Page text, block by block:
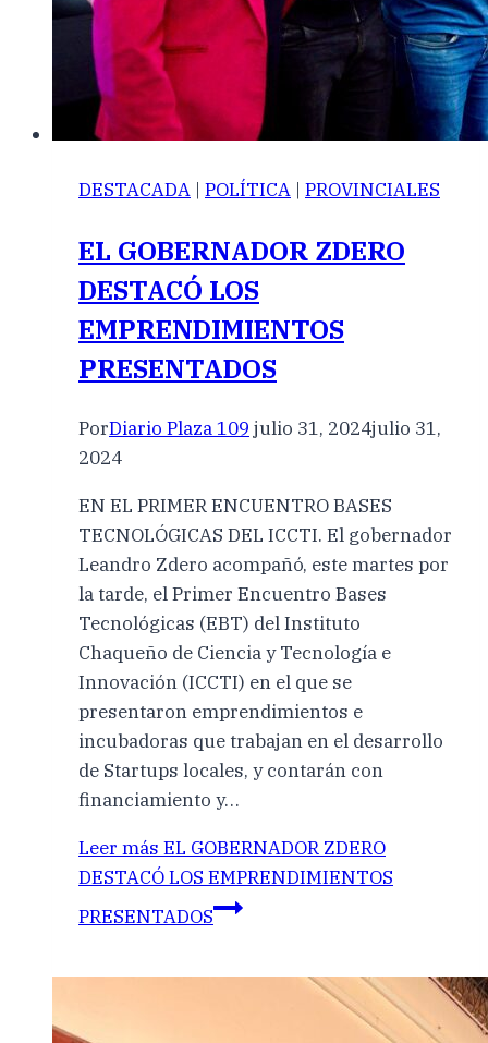
DESTACADA | POLÍTICA | PROVINCIALES
EL GOBERNADOR ZDERO
DESTACÓ LOS
EMPRENDIMIENTOS
PRESENTADOS
PorDiario Plaza 109 julio 31, 2024julio 31,
2024
EN EL PRIMER ENCUENTRO BASES
TECNOLÓGICAS DEL ICCTI. El gobernador
Leandro Zdero acompañó, este martes por
la tarde, el Primer Encuentro Bases
Tecnológicas (EBT) del Instituto
Chaqueño de Ciencia y Tecnología e
Innovación (ICCTI) en el que se
presentaron emprendimientos e
incubadoras que trabajan en el desarrollo
de Startups locales, y contarán con
financiamiento y…
Leer más EL GOBERNADOR ZDERO
DESTACÓ LOS EMPRENDIMIENTOS
PRESENTADOS